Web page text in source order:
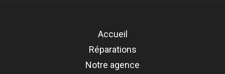
Accueil
Réparations
Notre agence